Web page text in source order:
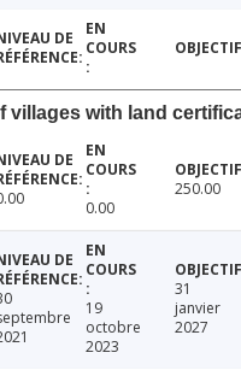
villages with land
0.00
250.00
19
octobre
2023
31
janvier
2027